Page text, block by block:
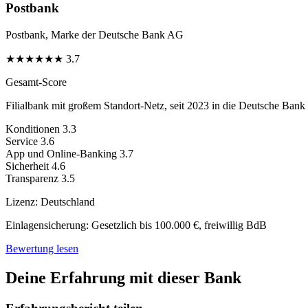
Postbank
Postbank, Marke der Deutsche Bank AG
★★★★★★ 3.7
Gesamt-Score
Filialbank mit großem Standort-Netz, seit 2023 in die Deutsche Bank
Konditionen 3.3
Service 3.6
App und Online-Banking 3.7
Sicherheit 4.6
Transparenz 3.5
Lizenz: Deutschland
Einlagensicherung: Gesetzlich bis 100.000 €, freiwillig BdB
Bewertung lesen
Deine Erfahrung mit dieser Bank